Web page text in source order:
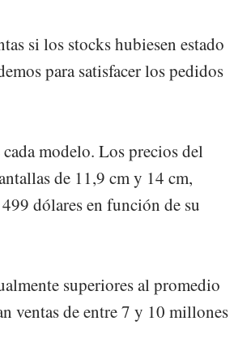
si los stocks hubiesen estado
para satisfacer los pedidos
modelo. Los precios del
de 11,9 cm y 14 cm,
dólares en función de su
superiores al promedio
ventas de entre 7 y 10 millones